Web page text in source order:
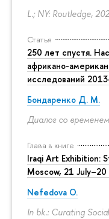
L.; NY: Routledge,
Статья
250 лет спустя.
африкано-
исследований
Бондаренко Д. М.
Диалог со
Глава в книге
Iraqi Art Exhibition:
Moscow, 21
Nefedova O.
In bk.: Curating